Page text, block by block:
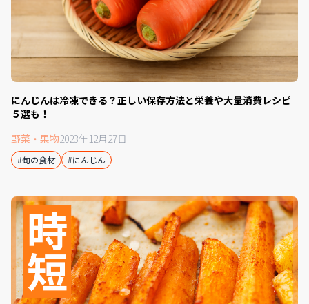
にんじんは冷凍できる？正しい保存方法と栄養や大量消費レシピ
５選も！
野菜・果物2023年12月27日
#旬の食材 #にんじん